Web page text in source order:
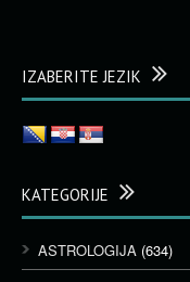
IZABERITE JEZIK
KATEGORIJE
ASTROLOGIJA (634)